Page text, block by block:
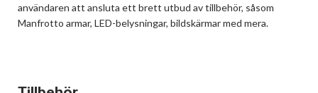
användaren att ansluta ett brett utbud av tillbehör, såsom
Manfrotto armar, LED-belysningar, bildskärmar med mera.